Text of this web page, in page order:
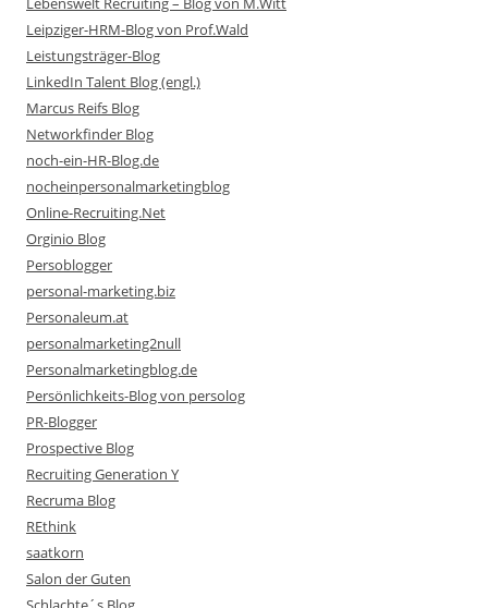
Leipziger-HRM-Blog von Prof.Wald
Leistungsträger-Blog
LinkedIn Talent Blog (engl.)
Marcus Reifs Blog
Networkfinder Blog
noch-ein-HR-Blog.de
nocheinpersonalmarketingblog
Online-Recruiting.Net
Orginio Blog
Persoblogger
personal-marketing.biz
Personaleum.at
personalmarketing2null
Personalmarketingblog.de
Persönlichkeits-Blog von persolog
PR-Blogger
Prospective Blog
Recruiting Generation Y
Recruma Blog
REthink
saatkorn
Salon der Guten